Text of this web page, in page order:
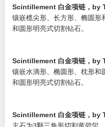
Scintillement 白金项链，by
镶嵌榄尖形、长方形、椭圆形
和圆形明亮式切割钻石。
Scintillement 白金项链，by
镶嵌水滴形、椭圆形、枕形和
和圆形明亮式切割钻石。
Scintillement 白金项链，by